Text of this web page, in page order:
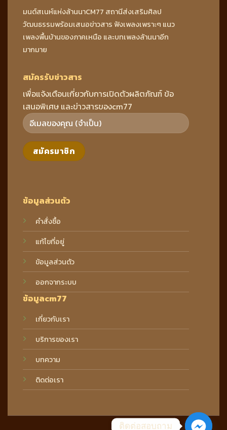
มนต์สเนห์แห่งล้านนาCM77 สถานีส่งเสริมศิลป
วัฒนธรรมพร้อมเสนอข่าวสาร ฟังเพลงเพราะๆ แนว
เพลงพื้นบ้านของภาคเหนือ และบทเพลงล้านนาอีก
มากมาย
ข้อมูลส่วนตัว
คำสั่งซื้อ
แก้ไขที่อยู่
ข้อมูลส่วนตัว
ออกจากระบบ
ข้อมูลcm77
เกี่ยวกับเรา
บริการของเรา
บทความ
ติดต่อเรา
สมัครรับข่าวสาร
เพื่อแจ้งเตือนเกี่ยวกับการเปิดตัวผลิตภัณฑ์ ข้อ
เสนอพิเศษ และข่าวสารของcm77
ติดต่อสอบถาม